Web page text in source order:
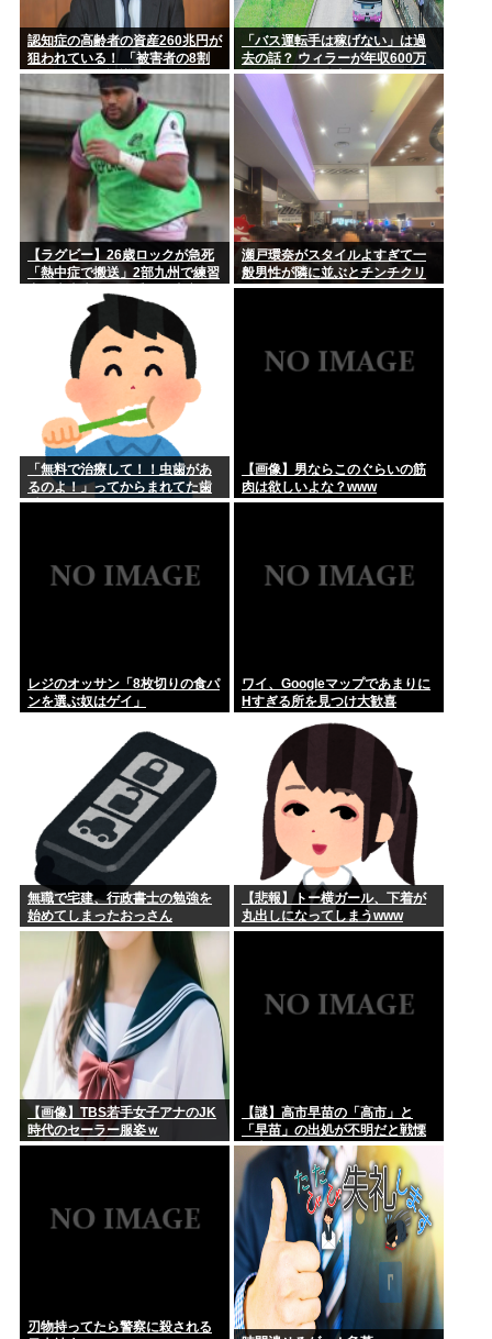
認知症の高齢者の資産260兆円が
狙われている！ 「被害者の8割
がだまされた認識なし」
「バス運転手は稼げない」は過
去の話？ ウィラーが年収600万
円を実現した理由
【ラグビー】26歳ロックが急死
「熱中症で搬送」2部九州で練習
中、大東大から昨季まで東京SG
瀬戸環奈がスタイルよすぎて一
般男性が隣に並ぶとチンチクリ
ンに見えてしまう
「無料で治療して！！虫歯があ
るのよ！」ってからまれてた歯
科医の旦那がいるママ
【画像】男ならこのぐらいの筋
肉は欲しいよな？www
レジのオッサン「8枚切りの食パ
ンを選ぶ奴はゲイ」
ワイ、Googleマップであまりに
Ηすぎる所を見つけ大歓喜
無職で宅建、行政書士の勉強を
始めてしまったおっさん
【悲報】トー横ガール、下着が
丸出しになってしまうwww
【画像】TBS若手女子アナのJK
時代のセーラー服姿ｗ
【謎】高市早苗の「高市」と
「早苗」の出処が不明だと戦慄
が走る
刃物持ってたら警察に殺される